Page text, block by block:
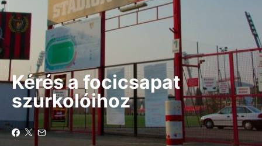
Kérés a focicsapat
szurkolóihoz